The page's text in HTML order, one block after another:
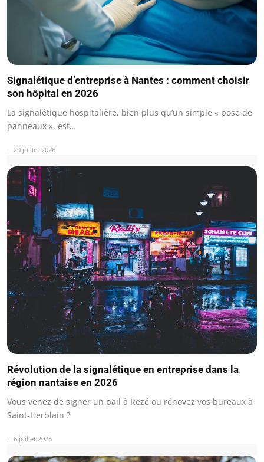
Signalétique d’entreprise à Nantes : comment choisir
son hôpital en 2026
La signalétique hospitalière, bien plus qu’un simple « pose de
panneaux », est…
20 juillet 2026
Révolution de la signalétique en entreprise dans la
région nantaise en 2026
Vous venez de signer un bail à Rezé ou rénovez vos bureaux à
Saint-Herblain ?
6 juillet 2026